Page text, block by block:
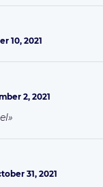
10, 2021
2, 2021
31, 2021